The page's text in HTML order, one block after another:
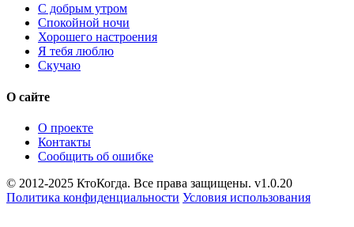
С добрым утром
Спокойной ночи
Хорошего настроения
Я тебя люблю
Скучаю
О сайте
О проекте
Контакты
Сообщить об ошибке
© 2012-2025 КтоКогда. Все права защищены. v1.0.20
Политика конфиденциальности Условия использования